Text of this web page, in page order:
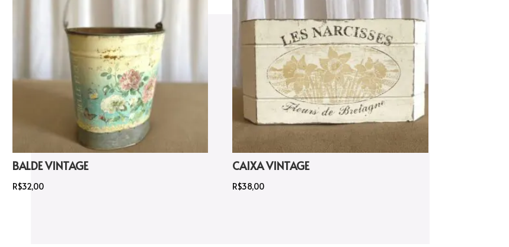
BALDE VINTAGE
R$32,00
CAIXA VINTAGE
R$38,00